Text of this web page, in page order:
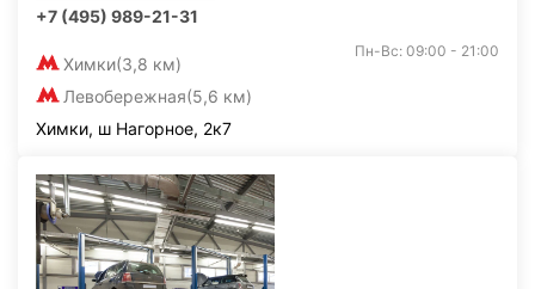
+7 (495) 989-21-31
Химки(3,8 км)
Левобережная(5,6 км)
Пн-Вс: 09:00 - 21:00
Химки, ш Нагорное, 2к7